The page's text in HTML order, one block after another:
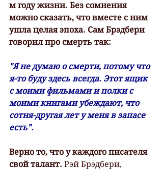
м году жизни. Без сомнения
можно сказать, что вместе с ним
ушла целая эпоха. Сам Брэдбери
говорил про смерть так:
"Я не думаю о смерти, потому что
я-то буду здесь всегда. Этот ящик
с моими фильмами и полки с
моими книгами убеждают, что
сотня-другая лет у меня в запасе
есть".
Верно то, что у каждого писателя
свой талант. Рэй Брэдбери,